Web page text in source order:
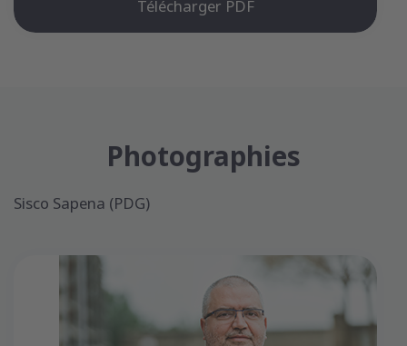
Télécharger PDF
Photographies
Sisco Sapena (PDG)